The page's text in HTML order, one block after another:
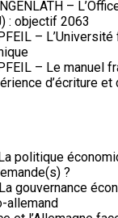
–
: objectif 2063
–
– Le manuel
d’écriture et
politique
?
gouvernance
allemand